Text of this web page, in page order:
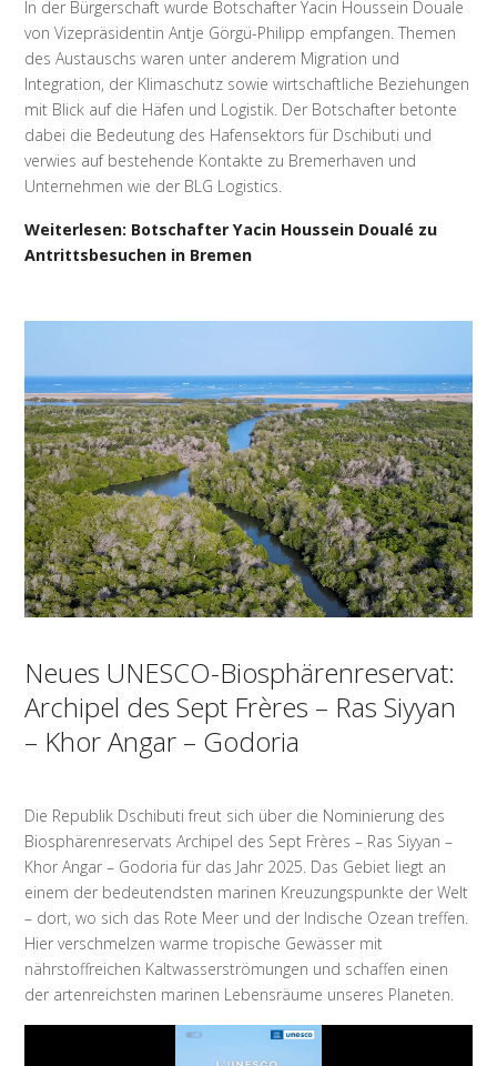
In der Bürgerschaft wurde Botschafter Yacin Houssein Douale
von Vizepräsidentin Antje Görgü-Philipp empfangen. Themen
des Austauschs waren unter anderem Migration und
Integration, der Klimaschutz sowie wirtschaftliche Beziehungen
mit Blick auf die Häfen und Logistik. Der Botschafter betonte
dabei die Bedeutung des Hafensektors für Dschibuti und
verwies auf bestehende Kontakte zu Bremerhaven und
Unternehmen wie der BLG Logistics.
Weiterlesen: Botschafter Yacin Houssein Doualé zu
Antrittsbesuchen in Bremen
Neues UNESCO-Biosphärenreservat:
Archipel des Sept Frères – Ras Siyyan
– Khor Angar – Godoria
Die Republik Dschibuti freut sich über die Nominierung des
Biosphärenreservats Archipel des Sept Frères – Ras Siyyan –
Khor Angar – Godoria für das Jahr 2025. Das Gebiet liegt an
einem der bedeutendsten marinen Kreuzungspunkte der Welt
– dort, wo sich das Rote Meer und der Indische Ozean treffen.
Hier verschmelzen warme tropische Gewässer mit
nährstoffreichen Kaltwasserströmungen und schaffen einen
der artenreichsten marinen Lebensräume unseres Planeten.